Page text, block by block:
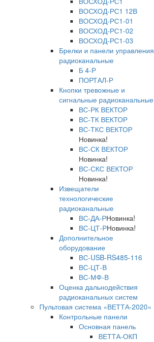
ВОСХОД-РС1 12В
ВОСХОД-РС1-01
ВОСХОД-РС1-02
ВОСХОД-РС1-03
Брелки и панели управления
радиоканальные
Б 4-Р
ПОРТАЛ-Р
Кнопки тревожные и
сигнальные радиоканальные
ВС-РК ВЕКТОР
ВС-ТК ВЕКТОР
ВС-ТКС ВЕКТОР
Новинка!
ВС-СК ВЕКТОР
Новинка!
ВС-СКС ВЕКТОР
Новинка!
Извещатели
технологические
радиоканальные
ВС-ДА-РНовинка!
ВС-ЦТ-РНовинка!
Дополнительное
оборудование
ВС-USB-RS485-116
ВС-ЦТ-В
ВС-МФ-В
Оценка дальнодействия
радиоканальных систем
Пультовая система «ВЕТТА-2020»
Контрольные панели
Основная панель
ВЕТТА-ОКП